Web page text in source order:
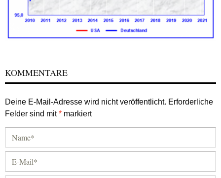
KOMMENTARE
Deine E-Mail-Adresse wird nicht veröffentlicht. Erforderliche
Felder sind mit* markiert